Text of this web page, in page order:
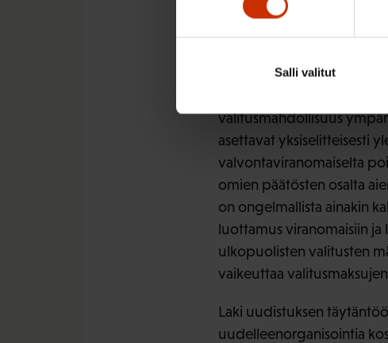
Salli valitut
lausui ympäristöasioiden
ELY-keskuksista yhteen
koskien sekä ennakko-
Toisaalta ELY-keskukset
valitusmahdollisuus
asettavat yksiselitteisesti
valvontaviranomaiselta
omien päätösten osalta
on ongelmallista ainakin
luottamus viranomaisiin
ulkopuolisten valitusten
vaikeuttaa
Laki uudistuksen
uudelleenorganisointia